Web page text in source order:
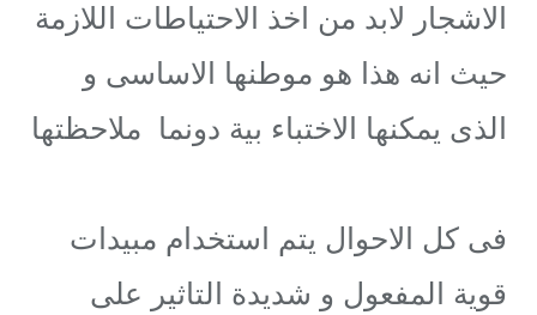
الاشجار لابد من اخذ الاحتياطات اللازمة
حيث انه هذا هو موطنها الاساسى و
الذى يمكنها الاختباء بية دونما ملاحظتها
فى كل الاحوال يتم استخدام مبيدات
قوية المفعول و شديدة التاثير على